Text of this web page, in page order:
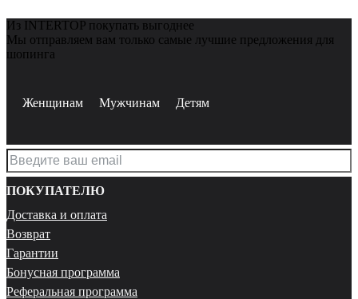
Из INTERTOP покупать выгоднее
Мы отправляем вам только самые лучшие предложения для
шопинга
Женщинам Мужчинам Детям
ПОКУПАТЕЛЮ
Доставка и оплата
Возврат
Гарантии
Бонусная программа
Реферальная программа